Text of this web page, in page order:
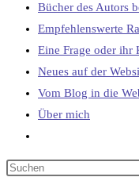
Bücher des Autors
Empfehlenswerte
Eine Frage oder ihr
Neues auf der
Vom Blog in die
Über mich